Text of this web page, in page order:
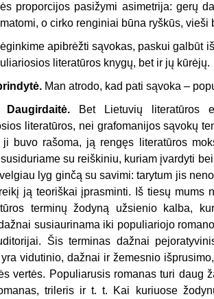
proporcijos pasižymi asimetrija: gerų
o cirko renginiai būna ryškūs, vieši
apibrėžti sąvokas, paskui galbūt
literatūros knygų, bet ir jų kūrėjų.
Man atrodo, kad pati sąvoka –
Daugirdaitė. Bet Lietuvių literatūros
literatūros, nei grafomanijos sąvokų
ji buvo rašoma, ją rengęs literatūros
su reiškiniu, kuriam įvardyti
lyg ginčą su savimi: tarytum jis
ją teoriškai įprasminti. Iš tiesų mums
terminų žodyną užsienio kalba,
susiaurinama iki populiariojo
Šis terminas dažnai
vidutinio, dažnai ir žemesnio
vertės. Populiarusis romanas turi daug
trileris ir t. t. Kai kuriuose